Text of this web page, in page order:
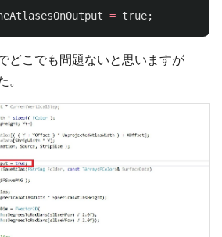
= true;
どこでも問題ないと思いますが